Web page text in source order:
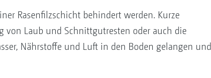
Rasenfilzschicht behindert werden. Kurze
Laub und Schnittgutresten oder auch die
Nährstoffe und Luft in den Boden gelangen und